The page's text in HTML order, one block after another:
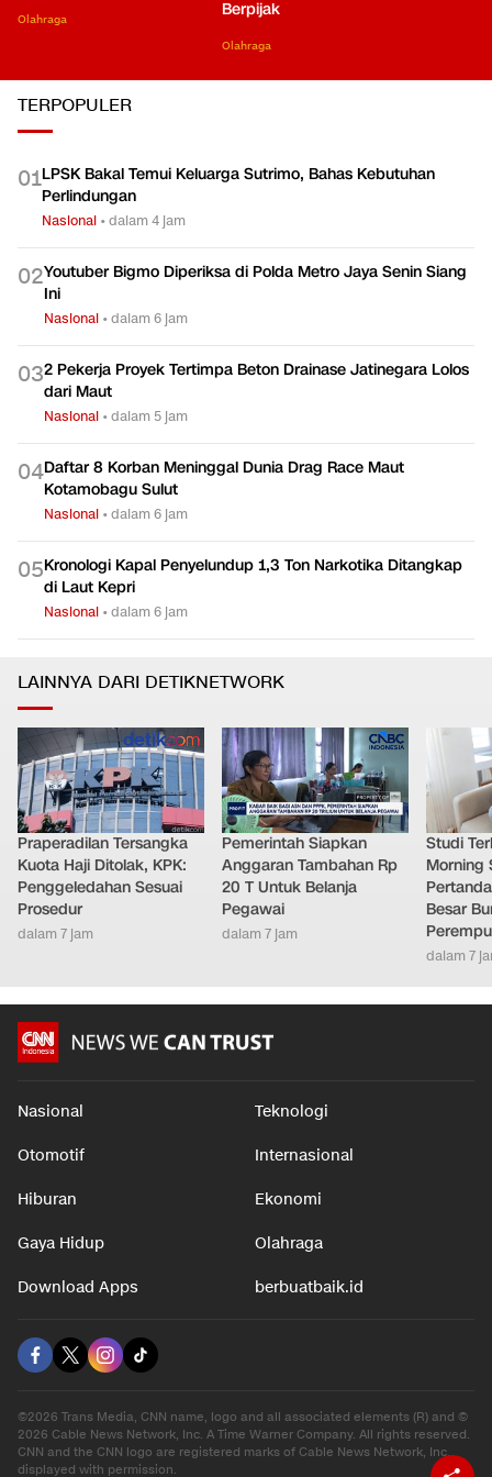
Olahraga
Berpijak
Olahraga
TERPOPULER
01LPSK Bakal Temui Keluarga Sutrimo, Bahas Kebutuhan
Perlindungan
Nasional •dalam 4 jam
02Youtuber Bigmo Diperiksa di Polda Metro Jaya Senin Siang
Ini
Nasional •dalam 6 jam
032 Pekerja Proyek Tertimpa Beton Drainase Jatinegara Lolos
dari Maut
Nasional •dalam 5 jam
04Daftar 8 Korban Meninggal Dunia Drag Race Maut
Kotamobagu Sulut
Nasional •dalam 6 jam
05Kronologi Kapal Penyelundup 1,3 Ton Narkotika Ditangkap
di Laut Kepri
Nasional •dalam 6 jam
LAINNYA DARI DETIKNETWORK
Praperadilan Tersangka
Kuota Haji Ditolak, KPK:
Penggeledahan Sesuai
Prosedur
dalam 7 jam
Pemerintah Siapkan
Anggaran Tambahan Rp
20 T Untuk Belanja
Pegawai
dalam 7 jam
Studi
Morning
Besar
dalam 7
Nasional Teknologi
Otomotif Internasional
Hiburan Ekonomi
Gaya Hidup Olahraga
Download Apps berbuatbaik.id
©2026 Trans Media, CNN name, logo and all associated elements (R) and ©
2026 Cable News Network, Inc. A Time Warner Company. All rights reserved.
CNN and the CNN logo are registered marks of Cable News Network, Inc.,
displayed with permission.